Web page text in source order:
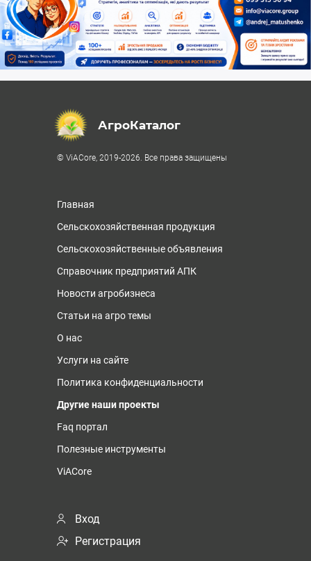
АгроКаталог
© ViACore, 2019-2026. Все права защищены
Главная
Сельскохозяйственная продукция
Сельскохозяйственные объявления
Справочник предприятий АПК
Новости агробизнеса
Статьи на агро темы
О нас
Услуги на сайте
Политика конфиденциальности
Другие наши проекты
Faq портал
Полезные инструменты
ViACore
Вход
Регистрация